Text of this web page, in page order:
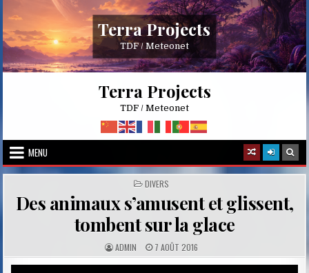
content
Terra Projects
TDF / Meteonet
Terra Projects
TDF / Meteonet
MENU
POSTED
IN
DIVERS
Des animaux s’amusent et glissent,
tombent sur la glace
A
U
T
ADMIN P
U
B
7 AOÛT 2016